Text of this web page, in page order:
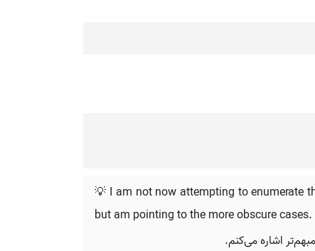
💡 I am not now attempting to enumerate
but am pointing to the more obscure cases.
اشاره می‌کنم.